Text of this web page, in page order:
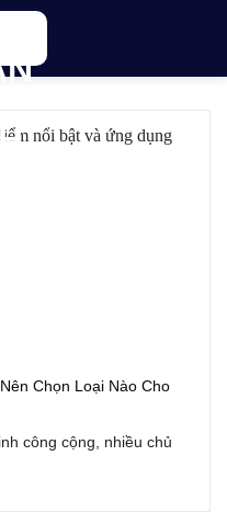
Chọn Loại Nào Cho
công cộng, nhiều chủ